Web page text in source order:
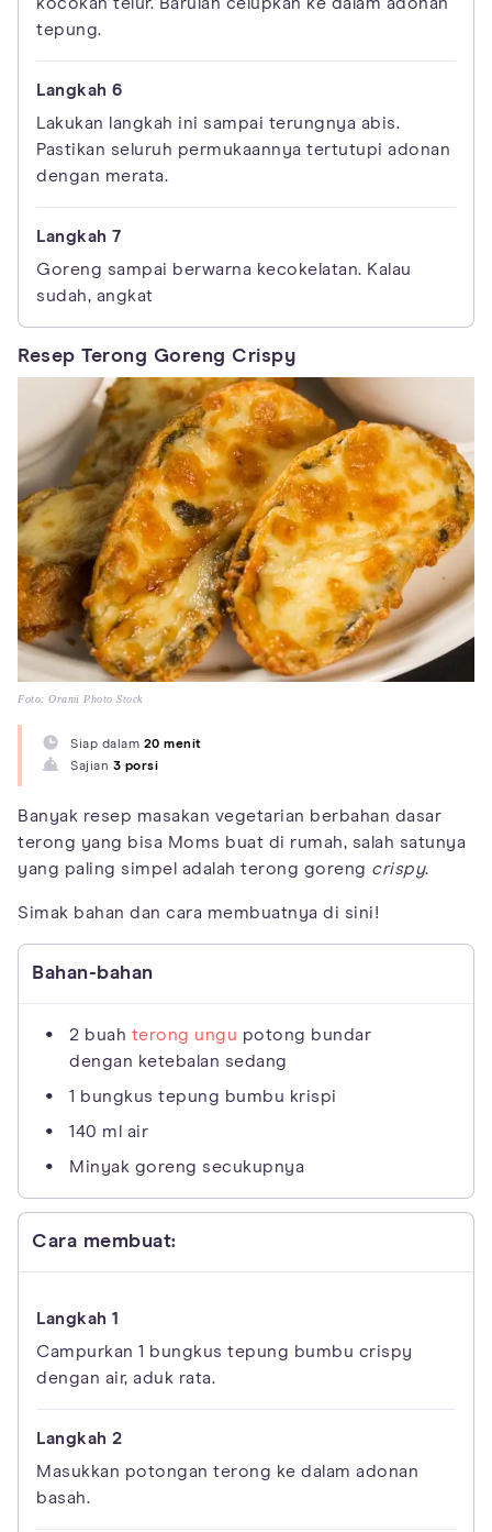
kocokan telur. Barulah celupkan ke dalam adonan
tepung.
Lakukan langkah ini sampai terungnya abis.
Pastikan seluruh permukaannya tertutupi adonan
dengan merata.
Goreng sampai berwarna kecokelatan. Kalau
sudah, angkat
Resep Terong Goreng Crispy
Foto: Orami Photo Stock
Siap dalam 20 menit
Sajian 3 porsi
Banyak resep masakan vegetarian berbahan dasar
terong yang bisa Moms buat di rumah, salah satunya
yang paling simpel adalah terong goreng crispy.
Simak bahan dan cara membuatnya di sini!
Bahan-bahan
2 buah terong ungu potong bundar
dengan ketebalan sedang
1 bungkus tepung bumbu krispi
140 ml air
Minyak goreng secukupnya
Cara membuat:
Campurkan 1 bungkus tepung bumbu crispy
dengan air, aduk rata.
Masukkan potongan terong ke dalam adonan
basah.